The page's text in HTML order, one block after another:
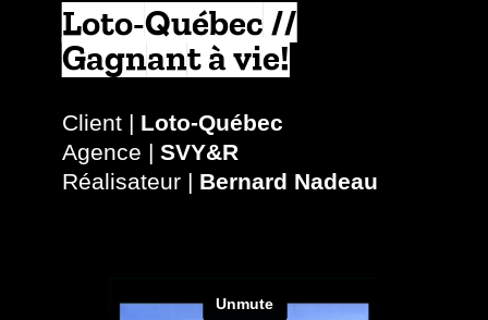
Loto-Québec //
Gagnant à vie!
Client | Loto-Québec
Agence | SVY&R
Réalisateur | Bernard Nadeau